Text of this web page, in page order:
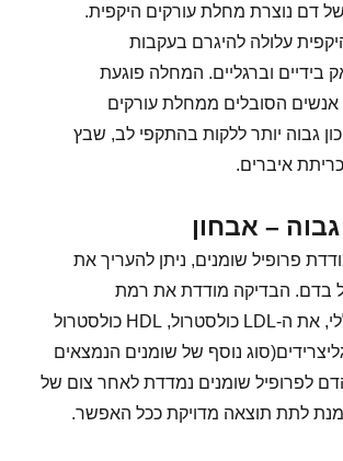
דם נוצרת מחלת עורקים היקפית.
עלולה להיגרם בעקבות
בידיים וברגליים. המחלה פוגעת
אנשים הסובלים ממחלת עורקים
גבוה יותר ללקות בהתקפי לב, שבץ
איברים.
– אבחון
פרופיל שומנים, ניתן להעריך את
בדם. הבדיקה מודדת את רמת
הכולסטרול הכללי, את ה-LDL כולסטרול, HDL כולסטרול
נוסף של שומנים הנמצאים
לפרופיל שומנים נמדדת לאחר צום של